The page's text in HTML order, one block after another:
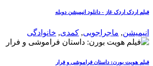
فیلم اردک اردک غاز - دانلود انیمیشن دوبله
انیمیشن, ماجراجویی, کمدی, خانوادگی
فیلم هویت بورن: داستان فراموشی و فرار